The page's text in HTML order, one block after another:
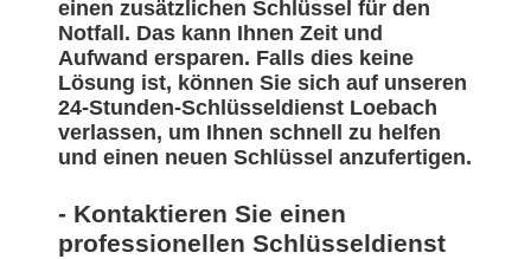
einen zusätzlichen Schlüssel für den
Notfall. Das kann Ihnen Zeit und
Aufwand ersparen. Falls dies keine
Lösung ist, können Sie sich auf unseren
24-Stunden-Schlüsseldienst Loebach
verlassen, um Ihnen schnell zu helfen
und einen neuen Schlüssel anzufertigen.
- Kontaktieren Sie einen
professionellen Schlüsseldienst